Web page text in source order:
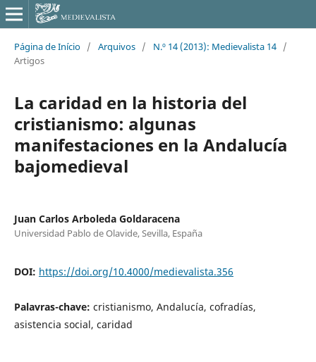
Página de Início / Arquivos / N.º 14 (2013): Medievalista 14 /
Artigos
La caridad en la historia del
cristianismo: algunas
manifestaciones en la Andalucía
bajomedieval
Juan Carlos Arboleda Goldaracena
Universidad Pablo de Olavide, Sevilla, España
DOI: https://doi.org/10.4000/medievalista.356
Palavras-chave: cristianismo, Andalucía, cofradías,
asistencia social, caridad